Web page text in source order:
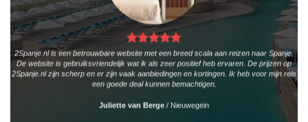
2Spanje.nl is een betrouwbare website met een breed scala aan reizen naar Spanje.
De website is gebruiksvriendelijk wat ik als zeer positief heb ervaren. De prijzen op
2Spanje.nl zijn scherp en er zijn vaak aanbiedingen en kortingen. Ik heb voor mijn reis
een goede deal kunnen bemachtigen.
Juliette van Berge / Nieuwegein